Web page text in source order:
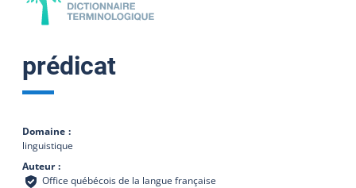
prédicat
Domaine
linguistique
Auteur
Office québécois de la langue française